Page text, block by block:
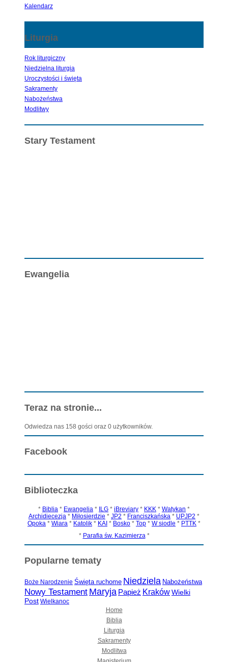
Kalendarz
Liturgia
Rok liturgiczny
Niedzielna liturgia
Uroczystości i święta
Sakramenty
Nabożeństwa
Modlitwy
Stary Testament
Ewangelia
Teraz na stronie...
Odwiedza nas 158 gości oraz 0 użytkowników.
Facebook
Biblioteczka
* Biblia * Ewangelia * ILG * iBreviary * KKK * Watykan *
Archidiecezja * Miłosierdzie * JP2 * Franciszkańska * UPJP2 *
Opoka * Wiara * Katolik * KAI * Bosko * Top * W siodle * PTTK *
* Parafia św. Kazimierza *
Popularne tematy
Boże Narodzenie Święta ruchome Niedziela Nabożeństwa
Nowy Testament Maryja Papież Kraków Wielki
Post Wielkanoc
Home
Biblia
Liturgia
Sakramenty
Modlitwa